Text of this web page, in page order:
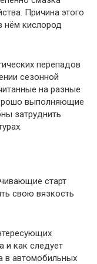
Причина этого
нём кислород
перепадов
сезонной
на разные
выполняющие
затруднить
старт
свою вязкость
и как следует
в автомобильных